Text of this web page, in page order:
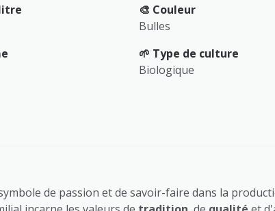
🎨 Couleur
Bulles
🌱 Type de culture
Biologique
de passion et de savoir-faire dans la